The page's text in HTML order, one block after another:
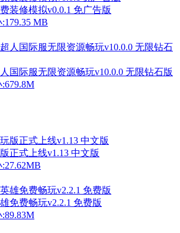
装修模拟v0.0.1 免广告版
MB
国际服无限资源畅玩v10.0.0 无限钻石版
:679.8M
正式上线v1.13 中文版
:27.62MB
免费畅玩v2.2.1 免费版
:89.83M